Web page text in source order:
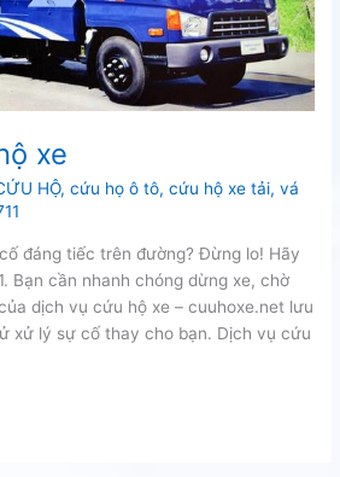
xe
HỘ,cứu họ ô tô,cứu hộ xe tải,vá
đáng tiếc trên đường? Đừng lo! Hãy
Bạn cần nhanh chóng dừng xe, chờ
dịch vụ cứu hộ xe – cuuhoxe.net lưu
xử lý sự cố thay cho bạn. Dịch vụ cứu